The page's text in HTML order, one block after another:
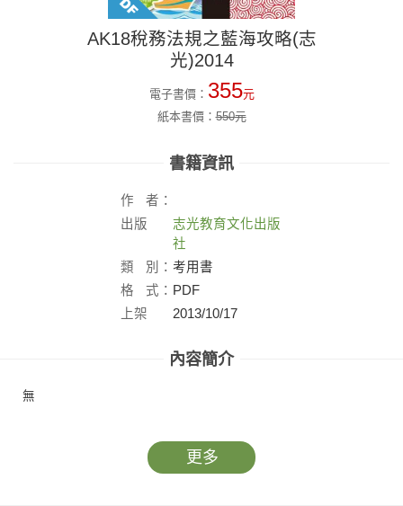
AK18稅務法規之藍海攻略(志
光)2014
電子書價： 355元
紙本書價：550元
書籍資訊
作
者：
出版
志光教育文化出版
社
類
別： 考用書
格
式： PDF
上架
2013/10/17
內容簡介
無
更多